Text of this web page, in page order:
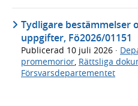
Tydligare bestämmelser
uppgifter, Fö2026/01151
Publicerad 10 juli 2026 ·
promemorior Rättsliga
Försvarsdepartementet